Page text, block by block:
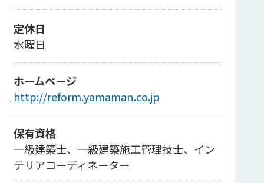
定休日
水曜日
ホームページ
http://reform.yamaman.co.jp
保有資格
一級建築士、一級建築施工管理技士、イン
テリアコーディネーター